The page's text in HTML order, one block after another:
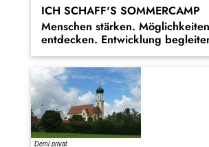
ICH SCHAFF'S SOMMERCAMP
Menschen stärken. Möglichkeiten
entdecken. Entwicklung